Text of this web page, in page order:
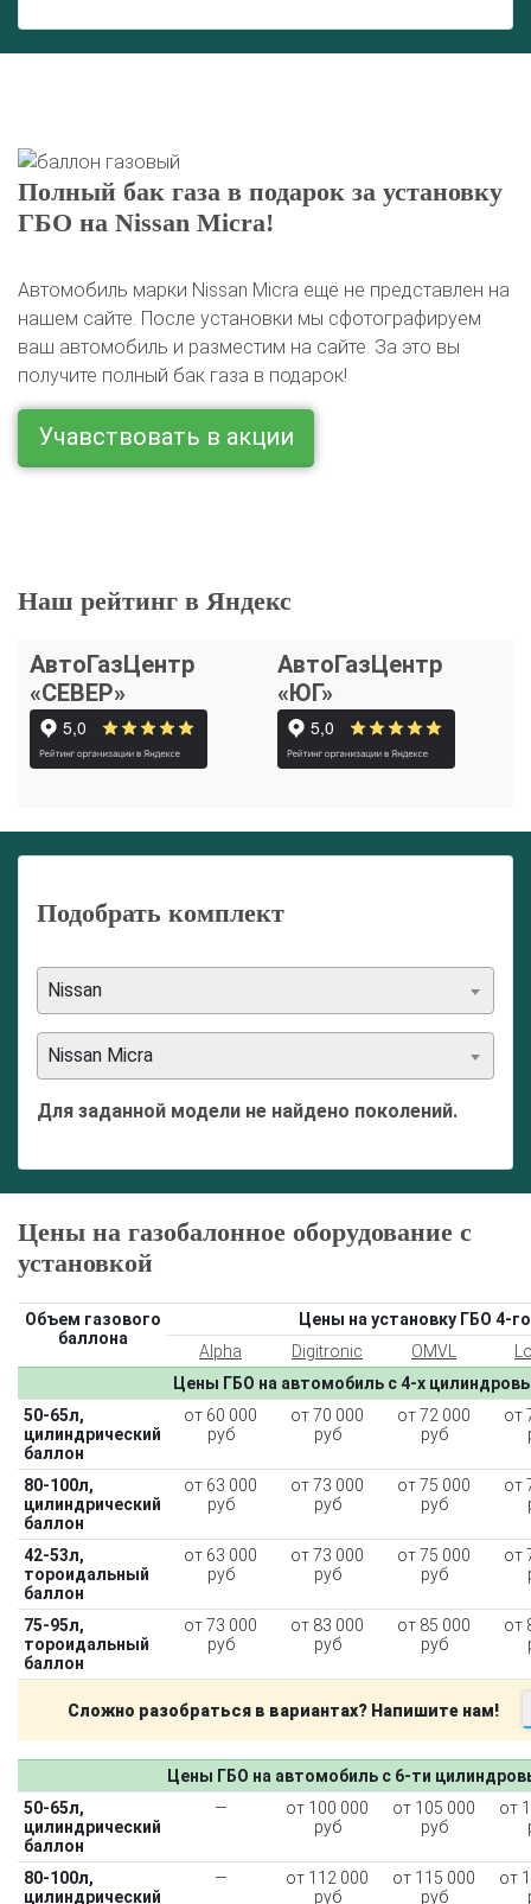
Полный бак газа в подарок за установку
ГБО на Nissan Micra!
Автомобиль марки Nissan Micra ещё не представлен на
нашем сайте. После установки мы сфотографируем
ваш автомобиль и разместим на сайте. За это вы
получите полный бак газа в подарок!
Учавствовать в акции
Наш рейтинг в Яндекс
АвтоГазЦентр
«СЕВЕР»
АвтоГазЦентр
«ЮГ»
Подобрать комплект
Nissan
Nissan Micra
Для заданной модели не найдено поколений.
Цены на газобалонное оборудование с
установкой
Объем газового
баллона
Цены на установку ГБО 4-
Alpha
Digitronic OMVL
Цены ГБО на автомобиль с 4-х
50-65л,
цилиндрический
баллон
от 60 000
руб
от 70 000
руб
от 72 000
руб
от
80-100л,
цилиндрический
баллон
от 63 000
руб
от 73 000
руб
от 75 000
руб
от
42-53л,
тороидальный
баллон
от 63 000
руб
от 73 000
руб
от 75 000
руб
от
75-95л,
тороидальный
баллон
от 73 000
руб
от 83 000
руб
от 85 000
руб
от
Сложно разобраться в вариантах? Напишите нам!
Цены ГБО на автомобиль с 6-ти
50-65л,
цилиндрический
баллон
—
от 100 000
руб
от 105 000
руб
от
80-100л,
цилиндрический
—
от 112 000
руб
от 115 000
руб
от